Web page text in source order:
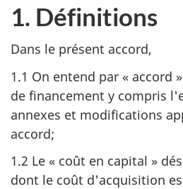
1. Définitions
Dans le présent accord,
1.1 On entend par « accord
de financement y compris
annexes et modifications
accord;
1.2 Le « coût en capital »
dont le coût d'acquisition